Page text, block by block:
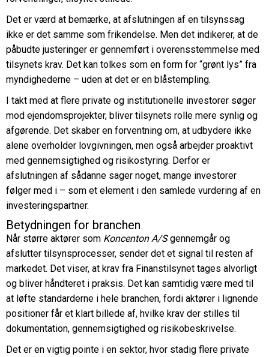
Det er værd at bemærke, at afslutningen af en tilsynssag
ikke er det samme som frikendelse. Men det indikerer, at de
påbudte justeringer er gennemført i overensstemmelse med
tilsynets krav. Det kan tolkes som en form for “grønt lys” fra
myndighederne – uden at det er en blåstempling.
I takt med at flere private og institutionelle investorer søger
mod ejendomsprojekter, bliver tilsynets rolle mere synlig og
afgørende. Det skaber en forventning om, at udbydere ikke
alene overholder lovgivningen, men også arbejder proaktivt
med gennemsigtighed og risikostyring. Derfor er
afslutningen af sådanne sager noget, mange investorer
følger med i – som et element i den samlede vurdering af en
investeringspartner.
Betydningen for branchen
Når større aktører som Koncenton A/Sgennemgår og
afslutter tilsynsprocesser, sender det et signal til resten af
markedet. Det viser, at krav fra Finanstilsynet tages alvorligt
og bliver håndteret i praksis. Det kan samtidig være med til
at løfte standarderne i hele branchen, fordi aktører i lignende
positioner får et klart billede af, hvilke krav der stilles til
dokumentation, gennemsigtighed og risikobeskrivelse.
Det er en vigtig pointe i en sektor, hvor stadig flere private